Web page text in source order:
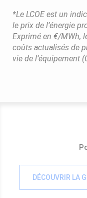
*Le LCOE est un
le prix de l’énergie
Exprimé en €/MWh,
coûts actualisés de
vie de l’équipement
DÉCOUVRIR LA